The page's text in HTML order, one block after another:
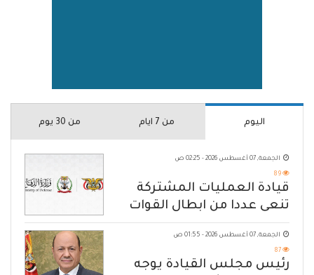
اليوم من 7 ايام من 30 يوم
الجمعة, 07 أغسطس 2026 - 02:25 ص
89
قيادة العمليات المشتركة
تنعى عددا من ابطال القوات
المسلحة
الجمعة, 07 أغسطس 2026 - 01:55 ص
87
رئيس مجلس القيادة يوجه